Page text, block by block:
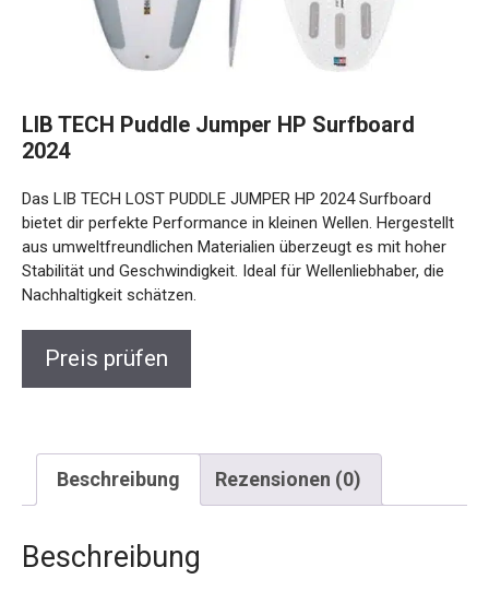
2024
bietet dir perfekte Performance in kleinen Wellen.
Hergestellt aus umweltfreundlichen Materialien überzeugt
es mit hoher Stabilität und Geschwindigkeit. Ideal für
Wellenliebhaber, die Nachhaltigkeit schätzen.
Beschreibung Rezensionen (0)
Beschreibung